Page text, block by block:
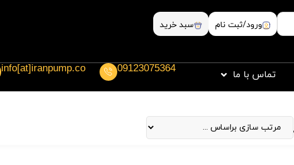
ورود/ثبت نام سبد خرید
تماس با ما
09123075364
info[at]iranpump.co